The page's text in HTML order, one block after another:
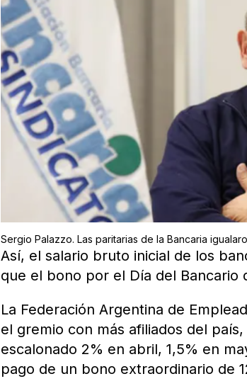
Sergio Palazzo. Las paritarias de la Bancaria
Así, el salario bruto inicial de los
que el bono por el Día del Bancario
La Federación Argentina de
el gremio con más afiliados del
escalonado 2% en abril, 1,5% en
pago de un bono extraordinario de